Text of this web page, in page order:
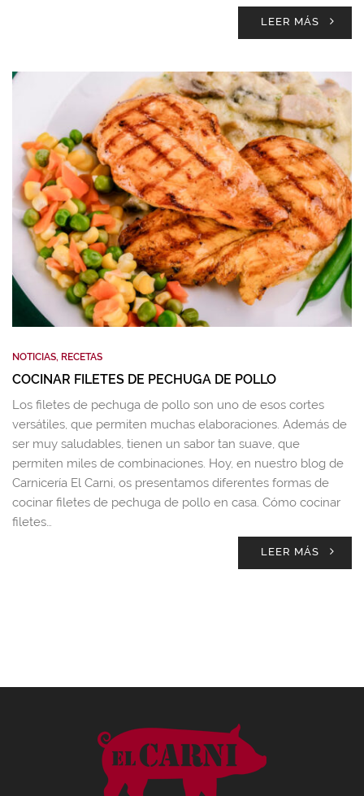
LEER MÁS
NOTICIAS, RECETAS
COCINAR FILETES DE PECHUGA DE POLLO
Los filetes de pechuga de pollo son uno de esos cortes
versátiles, que permiten muchas elaboraciones. Además de
ser muy saludables, tienen un sabor tan suave, que
permiten miles de combinaciones. Hoy, en nuestro blog de
Carnicería El Carni, os presentamos diferentes formas de
cocinar filetes de pechuga de pollo en casa. Cómo cocinar
filetes…
LEER MÁS